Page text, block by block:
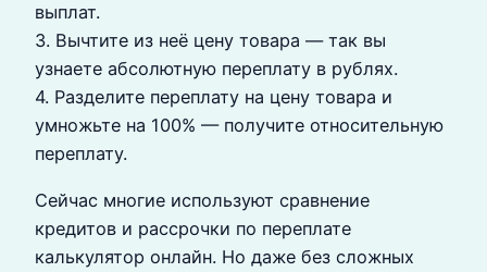
выплат.
3. Вычтите из неё цену товара — так вы
узнаете абсолютную переплату в рублях.
4. Разделите переплату на цену товара и
умножьте на 100% — получите относительную
переплату.
Сейчас многие используют сравнение
кредитов и рассрочки по переплате
калькулятор онлайн. Но даже без сложных